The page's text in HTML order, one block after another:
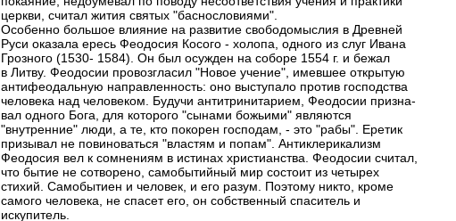
церкви, считал жития святых "баснословиями".
Особенно большое влияние на развитие свободомыслия в Древней
Руси оказала ересь Феодосия Косого - холопа, одного из слуг Ивана
Грозного (1530- 1584). Он был осужден на соборе 1554 г. и бежал
в Литву. Феодосии провозгласил "Новое учение", имевшее открытую
антифеодальную направленность: оно выступало против господства
человека над человеком. Будучи антитринитарием, Феодосии призна-
вал одного Бога, для которого "сынами божьими" являются
"внутренние" люди, а те, кто покорен господам, - это "рабы". Еретик
призывал не повиноваться "властям и попам". Антиклерикализм
Феодосия вел к сомнениям в истинах христианства. Феодосии считал,
что бытие не сотворено, самобытийный мир состоит из четырех
стихий. Самобытиен и человек, и его разум. Поэтому никто, кроме
самого человека, не спасет его, он собственный спаситель и
искупитель.